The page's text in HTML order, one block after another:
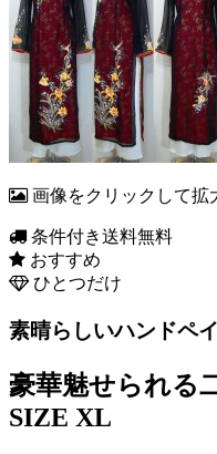
画像をクリックして拡
条件付き送料無料
おすすめ
ひとつだけ
素晴らしいハンドペ
豪華魅せられる
SIZE XL